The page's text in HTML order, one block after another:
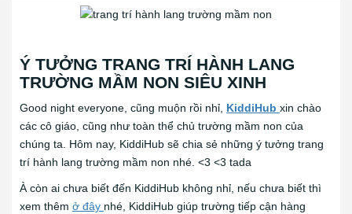
Ý TƯỞNG TRANG TRÍ HÀNH LANG
TRƯỜNG MẦM NON SIÊU XINH
Good night everyone, cũng muộn rồi nhỉ, KiddiHub xin chào
các cô giáo, cũng như toàn thể chủ trường mầm non của
chúng ta. Hôm nay, KiddiHub sẽ chia sẻ những ý tưởng trang
trí hành lang trường mầm non nhé. <3 <3 tada
À còn ai chưa biết đến KiddiHub không nhỉ, nếu chưa biết thì
xem thêm ở đây nhé, KiddiHub giúp trường tiếp cận hàng